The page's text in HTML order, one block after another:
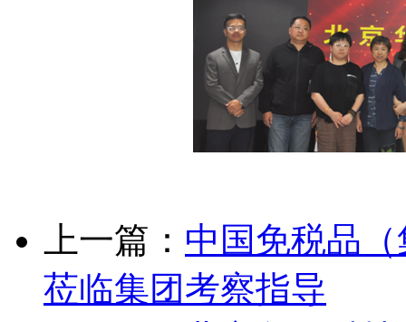
上一篇： 中国免税品
莅临集团考察指导